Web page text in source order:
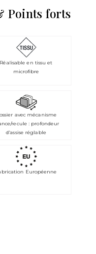
Points forts
Réalisable en tissu et
microfibre
avec mécanisme
recule : profondeur
d’assise réglable
Européenne